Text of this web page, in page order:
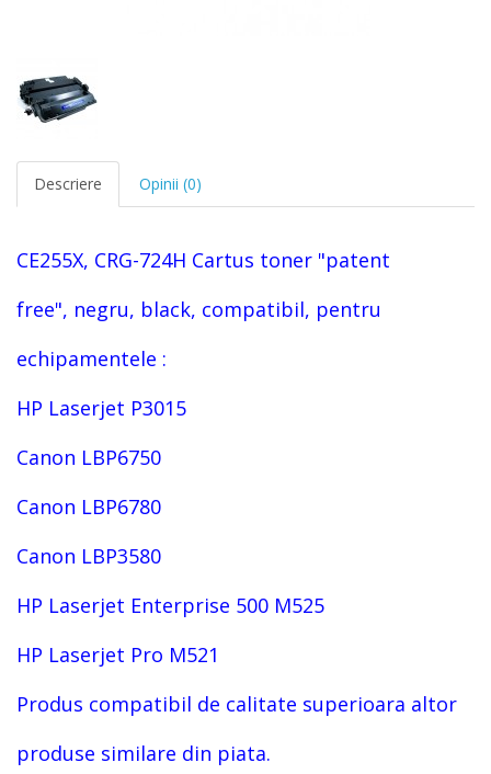
Descriere Opinii (0)
CE255X, CRG-724H Cartus toner "patent
free", negru, black, compatibil, pentru
echipamentele :
HP Laserjet P3015
Canon LBP6750
Canon LBP6780
Canon LBP3580
HP Laserjet Enterprise 500 M525
HP Laserjet Pro M521
Produs compatibil de calitate superioara altor
produse similare din piata.